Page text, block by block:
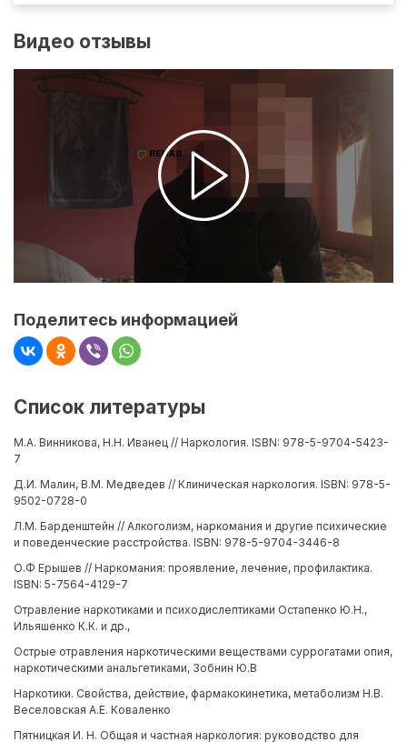
Видео отзывы
Поделитесь информацией
Список литературы
М.А. Винникова, Н.Н. Иванец // Наркология. ISBN: 978-5-9704-5423-
7
Д.И. Малин, В.М. Медведев // Клиническая наркология. ISBN: 978-5-
9502-0728-0
Л.М. Барденштейн // Алкоголизм, наркомания и другие психические
и поведенческие расстройства. ISBN: 978-5-9704-3446-8
О.Ф Ерышев // Наркомания: проявление, лечение, профилактика.
ISBN: 5-7564-4129-7
Отравление наркотиками и психодислептиками Остапенко Ю.Н.,
Ильяшенко К.К. и др.,
Острые отравления наркотическими веществами суррогатами опия,
наркотическими анальгетиками, Зобнин Ю.В
Наркотики. Свойства, действие, фармакокинетика, метаболизм Н.В.
Веселовская А.Е. Коваленко
Пятницкая И. Н. Общая и частная наркология: руководство для